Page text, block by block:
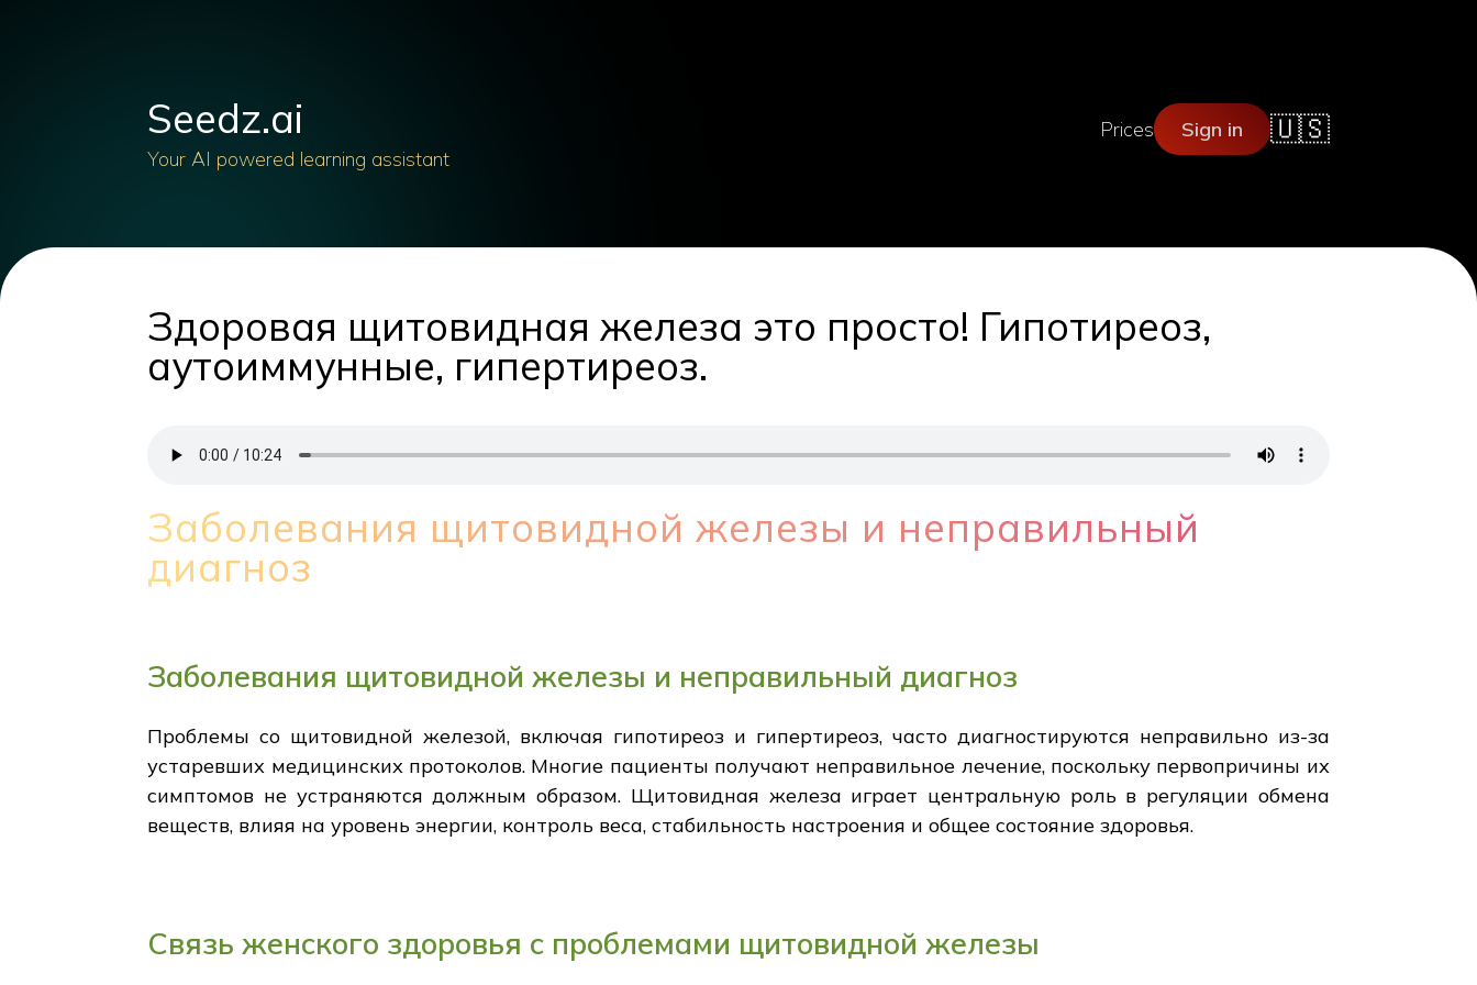
Seedz.ai
Your AI powered learning assistant
Prices Sign in 🇺🇸
Здоровая щитовидная железа это просто! Гипотиреоз,
аутоиммунные, гипертиреоз.
Заболевания щитовидной железы и неправильный
диагноз
Заболевания щитовидной железы и неправильный диагноз
Проблемы со щитовидной железой, включая гипотиреоз и гипертиреоз, часто диагностируются неправильно из-за
устаревших медицинских протоколов. Многие пациенты получают неправильное лечение, поскольку первопричины их
симптомов не устраняются должным образом. Щитовидная железа играет центральную роль в регуляции обмена
веществ, влияя на уровень энергии, контроль веса, стабильность настроения и общее состояние здоровья.
Связь женского здоровья с проблемами щитовидной железы